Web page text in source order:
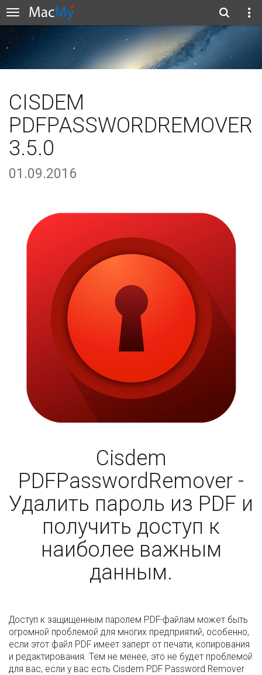
CISDEM
PDFPASSWORDREMOVER
3.5.0
01.09.2016
Cisdem
PDFPasswordRemover -
Удалить пароль из PDF и
получить доступ к
наиболее важным
данным.
Доступ к защищенным паролем PDF-файлам может быть
огромной проблемой для многих предприятий, особенно,
если этот файл PDF имеет заперт от печати, копирования
и редактирования. Тем не менее, это не будет проблемой
для вас, если у вас есть Cisdem PDF Password Remover